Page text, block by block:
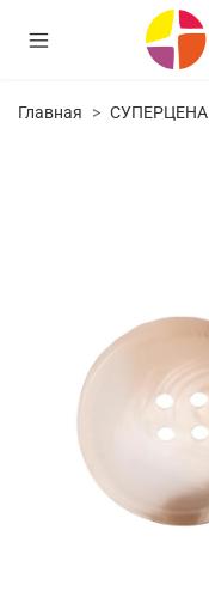
Главная СУПЕРЦЕНА